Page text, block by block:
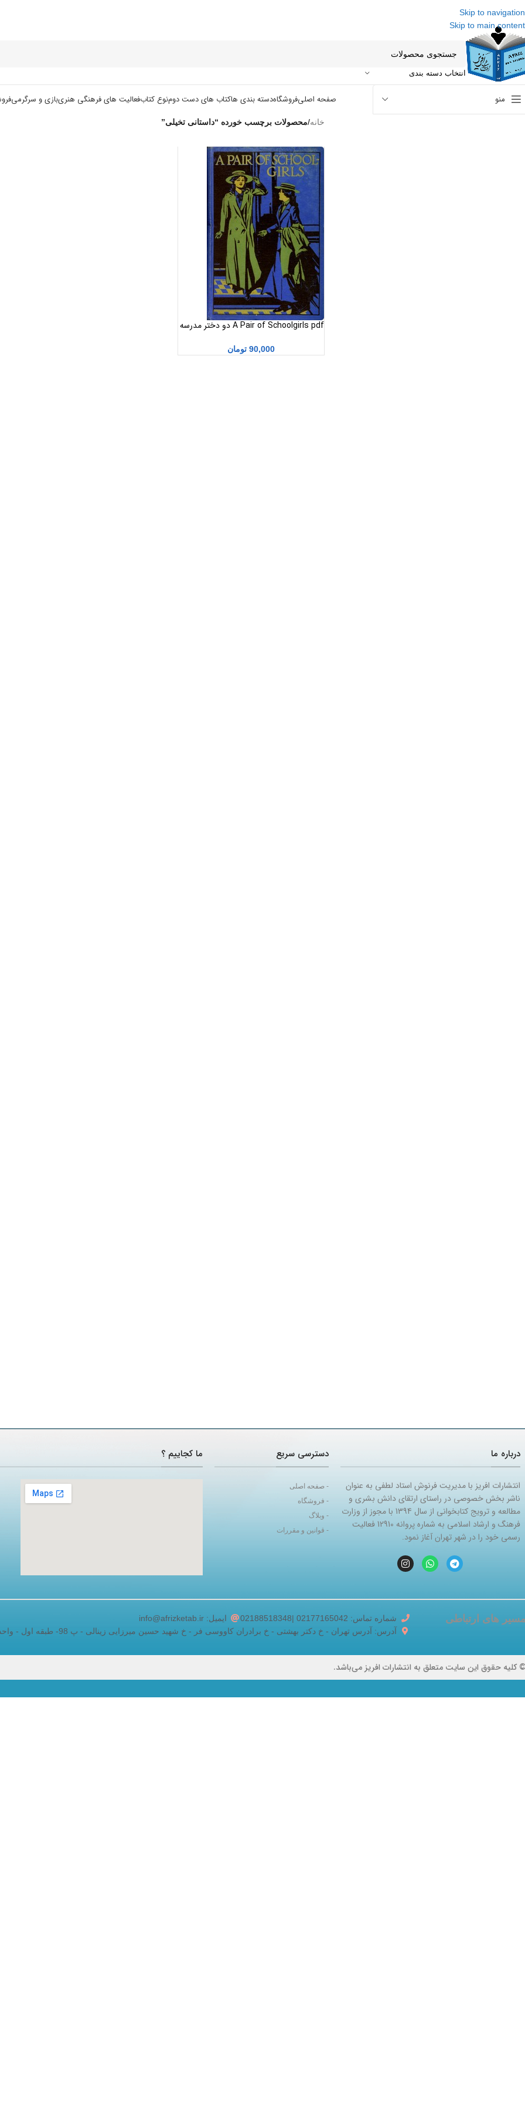
Skip to navigation
Skip to main content
انتخاب دسته بندی
منو صفحه اصلیفروشگاهدسته بندی هاکتاب های دست دومنوع کتابفعالیت های فرهنگی هنریبازی و سرگرمی
خانه/محصولات برچسب خورده “داستانی تخیلی”
A Pair of Schoolgirls pdf دو دختر مدرسه
90,000 تومان
درباره ما
انتشارات افریز با مدیریت فرنوش استاد لطفی به عنوان
ناشر بخش خصوصی در راستای ارتقای دانش بشری و
مطالعه و ترویج کتابخوانی از سال 1394 با مجوز از وزارت
فرهنگ و ارشاد اسلامی به شماره پروانه 12910 فعالیت
رسمی خود را در شهر تهران آغاز نمود.
دسترسی سریع
- صفحه اصلی
- فروشگاه
- وبلاگ
- قوانین و مقررات
ما کجاییم ؟
های ارتباطی شماره تماس: 02177165042 |02188518348
ایمیل: info@afrizketab.ir
آدرس: آدرس تهران - خ دکتر بهشتی - خ برادران کاووسی فر - خ شهید حسین میرزایی زینالی - پ 98- طبقه اول - واحد 5
کلیه حقوق این سایت متعلق به انتشارات افریز می‌باشد.